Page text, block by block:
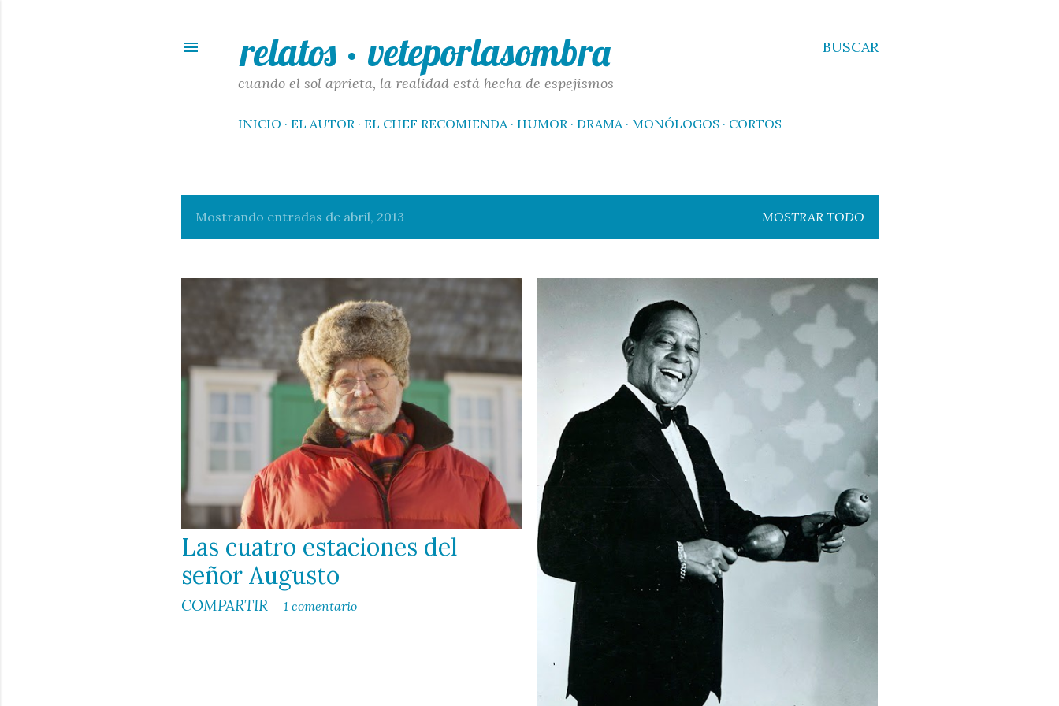
BUSCAR
relatos · veteporlasombra
cuando el sol aprieta, la realidad está hecha de espejismos
INICIO EL AUTOR EL CHEF RECOMIENDA HUMOR DRAMA MONÓLOGOS CORTOS
a
d
Mostrando entradas de abril, 2013 MOSTRAR TODO
Las cuatro estaciones del
señor Augusto
COMPARTIR 1 comentario